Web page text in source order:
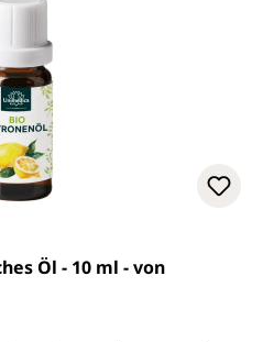
von 5 von 5 Sternen
Öl - 10 ml - von